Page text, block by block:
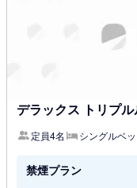
デラックス トリプ
定員4名 シングルベ
禁煙プラン